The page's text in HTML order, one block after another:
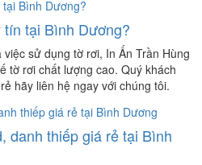
tại Bình Dương?
sử dụng tờ rơi, In Ấn Trần Hùng
tờ rơi chất lượng cao. Quý khách
hãy liên hệ ngay với chúng tôi.
danh thiếp giá rẻ tại Bình